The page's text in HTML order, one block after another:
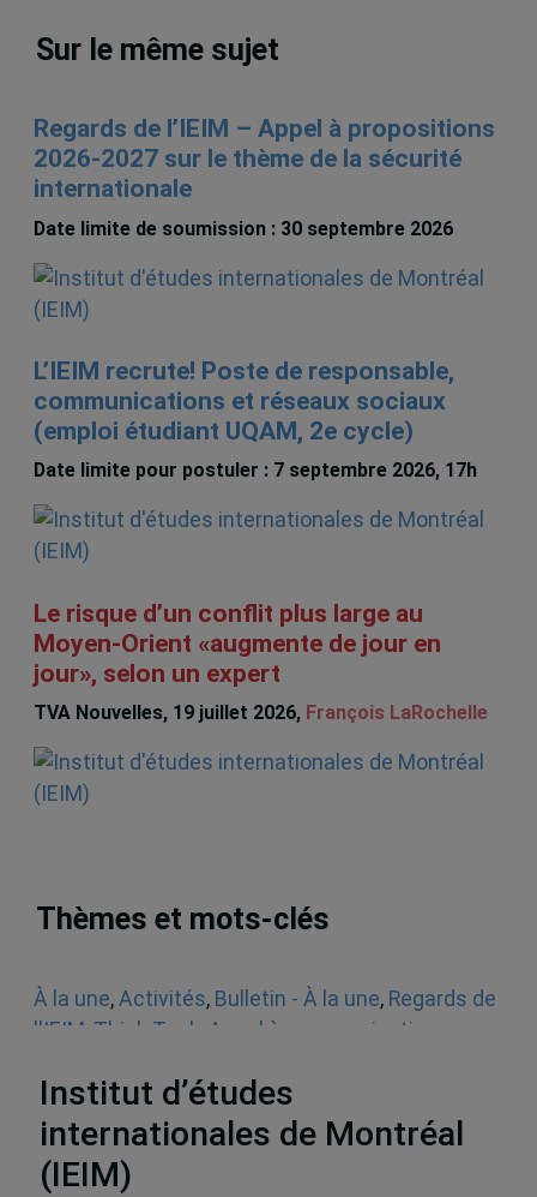
Sur le même sujet
Regards de l’IEIM – Appel à propositions
2026-2027 sur le thème de la sécurité
internationale
Date limite de soumission : 30 septembre 2026
L’IEIM recrute! Poste de responsable,
communications et réseaux sociaux
(emploi étudiant UQAM, 2e cycle)
Date limite pour postuler : 7 septembre 2026, 17h
Le risque d’un conflit plus large au
Moyen-Orient «augmente de jour en
jour», selon un expert
TVA Nouvelles, 19 juillet 2026, François LaRochelle
Thèmes et mots-clés
À la une, Activités, Bulletin - À la une, Regards de
l'IEIM Think Tank Appel à communications
Institut d’études
internationales de Montréal
(IEIM)